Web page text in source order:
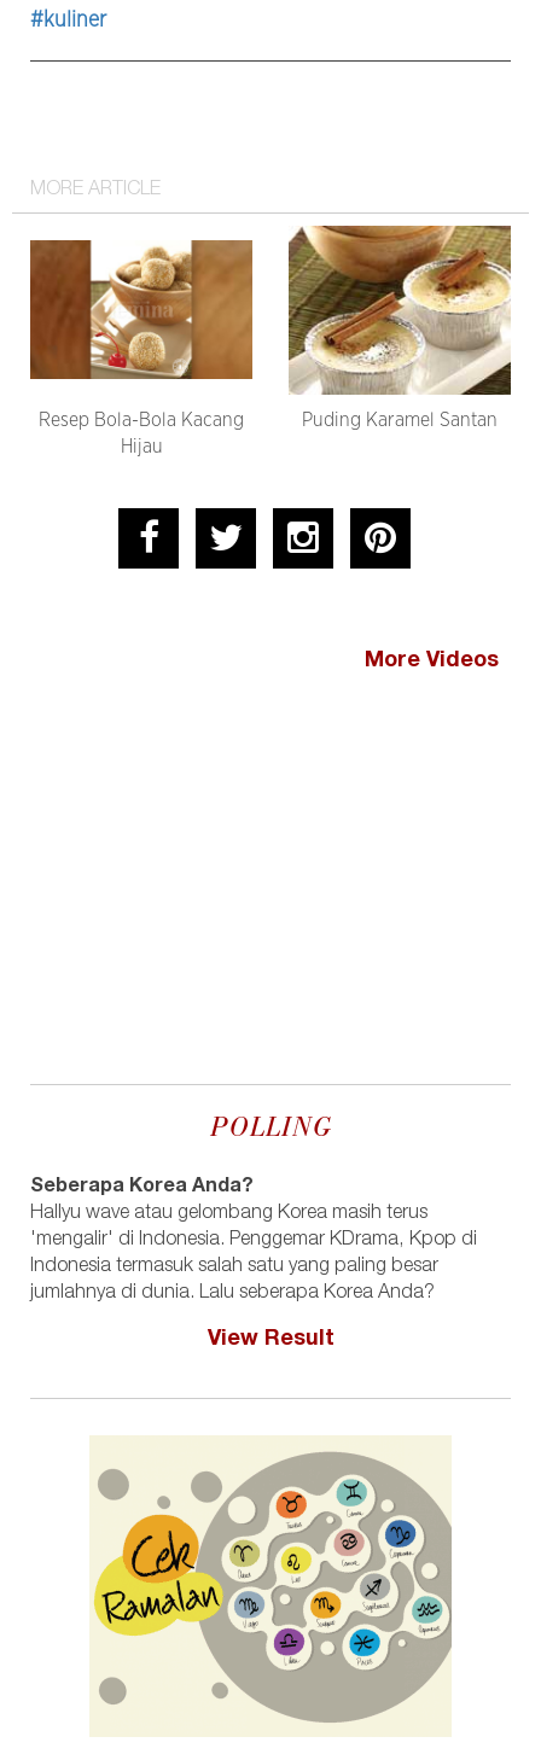
#kuliner
MORE ARTICLE
Resep Bola-Bola Kacang
Hijau
Puding Karamel Santan
More Videos
POLLING
Seberapa Korea Anda?
Hallyu wave atau gelombang Korea masih terus
'mengalir' di Indonesia. Penggemar KDrama, Kpop di
Indonesia termasuk salah satu yang paling besar
jumlahnya di dunia. Lalu seberapa Korea Anda?
View Result